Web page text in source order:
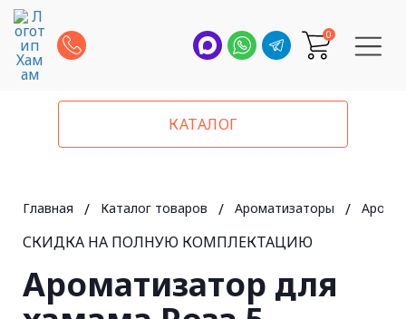
0
КАТАЛОГ
Главная / Каталог товаров / Ароматизаторы /
СКИДКА НА ПОЛНУЮ КОМПЛЕКТАЦИЮ
Ароматизатор для